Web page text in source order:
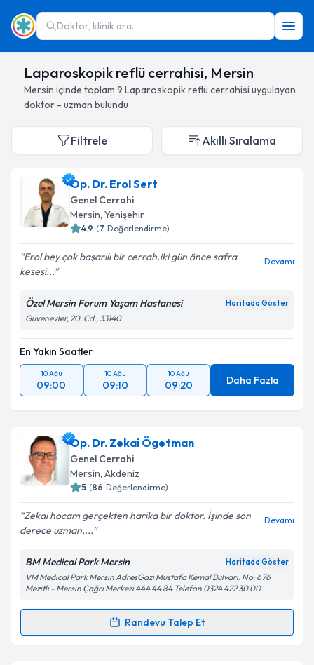
Doktor, klinik ara...
Laparoskopik reflü cerrahisi, Mersin
Mersin içinde toplam 9 Laparoskopik reflü cerrahisi uygulayan
doktor - uzman bulundu
Filtrele Akıllı Sıralama
Op. Dr. Erol Sert
Genel Cerrahi
Mersin, Yenişehir
4.9 (7 Değerlendirme)
Erol bey çok başarılı bir cerrah.iki gün önce safra
kesesi...
Devamı
Özel Mersin Forum Yaşam Hastanesi Haritada Göster
Güvenevler, 20. Cd., 33140
En Yakın Saatler
10 Ağu
09:00
10 Ağu
09:10
10 Ağu
09:20 Daha Fazla
Op. Dr. Zekai Ögetman
Genel Cerrahi
Mersin, Akdeniz
5 (86 Değerlendirme)
Zekai hocam gerçekten harika bir doktor. İşinde son
derece uzman,...
Devamı
BM Medical Park Mersin Haritada Göster
VM Medıcal Park Mersin AdresGazi Mustafa Kemal Bulvarı. No: 676
Mezitli - Mersin Çağrı Merkezi 444 44 84 Telefon 0324 422 30 00
Randevu Talep Et
Randevu Takvimi Talebi